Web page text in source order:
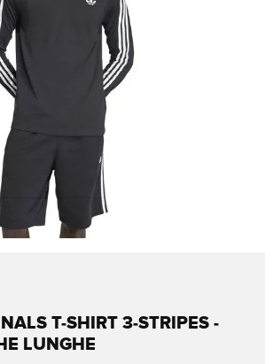
T-SHIRT 3-STRIPES -
LUNGHE